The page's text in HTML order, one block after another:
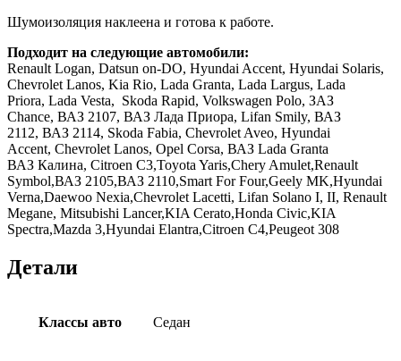
Шумоизоляция наклеена и готова к работе.
Подходит на следующие автомобили:
Renault Logan, Datsun on-DO, Hyundai Accent, Hyundai Solaris,
Chevrolet Lanos, Kia Rio, Lada Granta, Lada Largus, Lada
Priora, Lada Vesta, Skoda Rapid, Volkswagen Polo, ЗАЗ
Chance, ВАЗ 2107, ВАЗ Лада Приора, Lifan Smily, ВАЗ
2112, ВАЗ 2114, Skoda Fabia, Chevrolet Aveo, Hyundai
Accent, Chevrolet Lanos, Opel Corsa, ВАЗ Lada Granta
ВАЗ Калина, Citroen C3,Toyota Yaris,Chery Amulet,Renault
Symbol,ВАЗ 2105,ВАЗ 2110,Smart For Four,Geely MK,Hyundai
Verna,Daewoo Nexia,Chevrolet Lacetti, Lifan Solano I, II, Renault
Megane, Mitsubishi Lancer,KIA Cerato,Honda Civic,KIA
Spectra,Mazda 3,Hyundai Elantra,Citroen C4,Peugeot 308
Детали
Классы авто Седан